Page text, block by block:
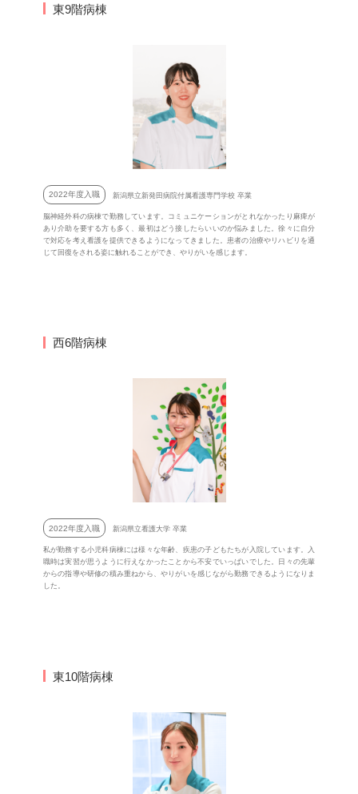
東9階病棟
2022年度入職 新潟県立新発田病院付属看護専門学校 卒業
脳神経外科の病棟で勤務しています。コミュニケーションがとれなかったり麻痺が
あり介助を要する方も多く、最初はどう接したらいいのか悩みました。徐々に自分
で対応を考え看護を提供できるようになってきました。患者の治療やリハビリを通
じて回復をされる姿に触れることができ、やりがいを感じます。
西6階病棟
2022年度入職 新潟県立看護大学 卒業
私が勤務する小児科病棟には様々な年齢、疾患の子どもたちが入院しています。入
職時は実習が思うように行えなかったことから不安でいっぱいでした。日々の先輩
からの指導や研修の積み重ねから、やりがいを感じながら勤務できるようになりま
した。
東10階病棟